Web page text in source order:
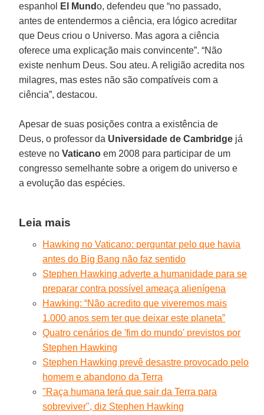
espanhol
El Mundo, defendeu que “no passado,
antes de entendermos a ciência, era lógico acreditar
que Deus criou o Universo. Mas agora a ciência
oferece uma explicação mais convincente”. “Não
existe nenhum Deus. Sou ateu. A religião acredita nos
milagres, mas estes não são compatíveis com a
ciência”, destacou.
Apesar de suas posições contra a existência de
Deus, o professor da Universidade de Cambridge já
esteve noVaticano em 2008 para participar de um
congresso semelhante sobre a origem do universo e
a evolução das espécies.
Leia mais
Hawking no Vaticano: perguntar pelo que havia
antes do Big Bang não faz sentido
Stephen Hawking adverte a humanidade para se
preparar contra possível ameaça alienígena
Hawking: “Não acredito que viveremos mais
1.000 anos sem ter que deixar este planeta”
Quatro cenários de 'fim do mundo' previstos por
Stephen Hawking
Stephen Hawking prevê desastre provocado pelo
homem e abandono da Terra
"Raça humana terá que sair da Terra para
sobreviver", diz Stephen Hawking